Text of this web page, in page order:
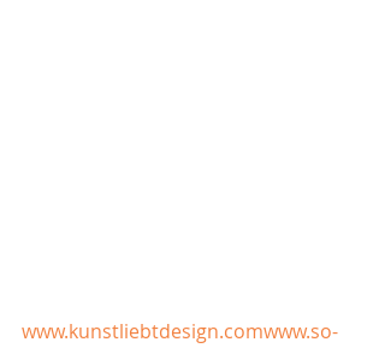
www.kunstliebtdesign.comwww.so-